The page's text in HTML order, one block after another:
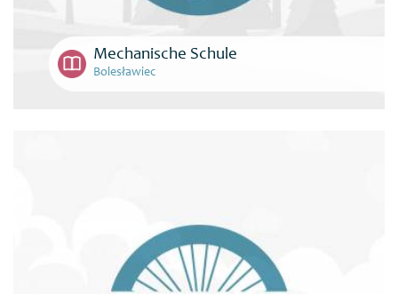
Mechanische Schule
Bolesławiec